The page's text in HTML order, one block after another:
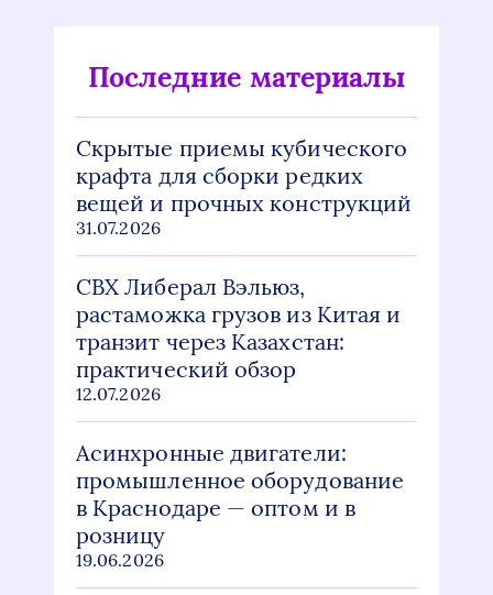
Последние материалы
Скрытые приемы кубического
крафта для сборки редких
вещей и прочных конструкций
31.07.2026
СВХ Либерал Вэльюз,
растаможка грузов из Китая и
транзит через Казахстан:
практический обзор
12.07.2026
Асинхронные двигатели:
промышленное оборудование
в Краснодаре — оптом и в
розницу
19.06.2026